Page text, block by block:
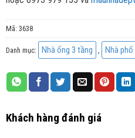
Mã: 3638
Danh mục: Nhà ống 3 tầng , Nhà
Khách hàng đánh giá